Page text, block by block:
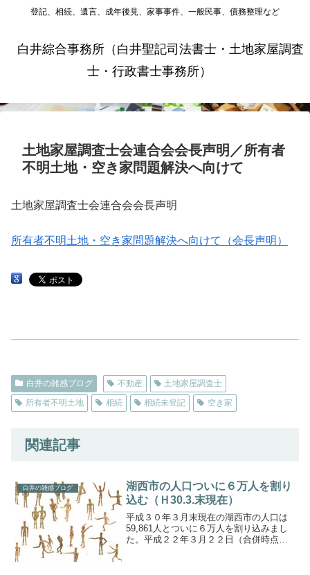
登記、相続、遺言、成年後見、家事事件、一般民事、債務整理など
白井綜合事務所（白井聖記司法書士・土地家屋調査
士・行政書士事務所）
土地家屋調査士会連合会会長声明／所有者
不明土地・空き家問題解決へ向けて
土地家屋調査士会連合会会長声明
所有者不明土地・空き家問題解決へ向けて（会長声明）
白井の雑感ブログ 不動産
土地家屋調査士
所有者不明土地
相続 相続未登記 空き家
関連記事
白井の雑感ブログ
湖西市の人口ついに６万人を割り
込む（Ｈ30.3.末現在）
平成３０年３月末現在の湖西市の人口は
59,861人とついに６万人を割り込みまし
た。平成２２年３月２２日（合併時点）